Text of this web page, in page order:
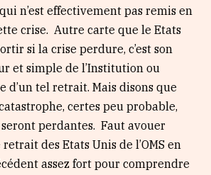
n’est effectivement pas remis en
crise. Autre carte que le Etats
si la crise perdure, c’est son
et simple de l’Institution ou
d’un tel retrait. Mais disons que
certes peu probable,
perdantes. Faut avouer
des Etats Unis de l’OMS en
assez fort pour comprendre